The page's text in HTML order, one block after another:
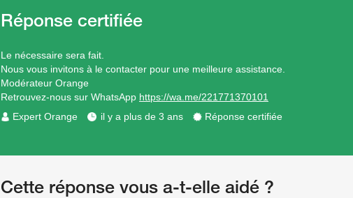
Le nécessaire sera fait.
Nous vous invitons à le contacter pour une meilleure assistance.
Modérateur Orange
Retrouvez-nous sur WhatsApp https://wa.me/221771370101
Expert Orange
il y a plus de 3 ans Réponse certifiée
Cette réponse vous a-t-elle aidé ?